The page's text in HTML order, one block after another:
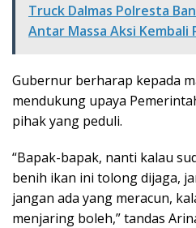
Truck Dalmas Polresta
Antar Massa Aksi Kembali
Gubernur berharap kepada
mendukung upaya
pihak yang peduli.
“Bapak-bapak, nanti kalau
benih ikan ini tolong dijaga,
jangan ada yang meracun,
menjaring boleh,” tandas